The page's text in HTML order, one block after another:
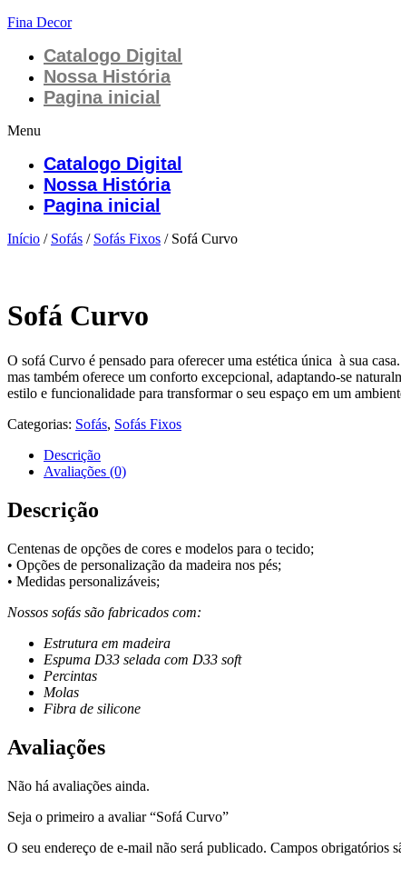
Fina Decor
Catalogo Digital
Nossa História
Pagina inicial
Menu
Catalogo Digital
Nossa História
Pagina inicial
Início / Sofás / Sofás Fixos / Sofá Curvo
Sofá Curvo
O sofá Curvo é pensado para oferecer uma estética única à sua
mas também oferece um conforto excepcional, adaptando-se
estilo e funcionalidade para transformar o seu espaço em um
Categorias: Sofás, Sofás Fixos
Descrição
Avaliações (0)
Descrição
Centenas de opções de cores e modelos para o tecido;
• Opções de personalização da madeira nos pés;
• Medidas personalizáveis;
Nossos sofás são fabricados com:
Estrutura em madeira
Espuma D33 selada com D33 soft
Percintas
Molas
Fibra de silicone
Avaliações
Não há avaliações ainda.
Seja o primeiro a avaliar “Sofá Curvo”
O seu endereço de e-mail não será publicado. Campos obrigatórios